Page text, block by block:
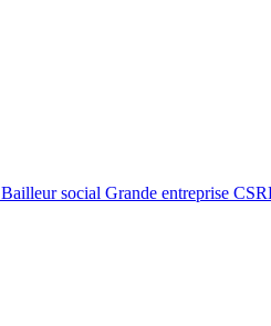
Bailleur social Grande entreprise